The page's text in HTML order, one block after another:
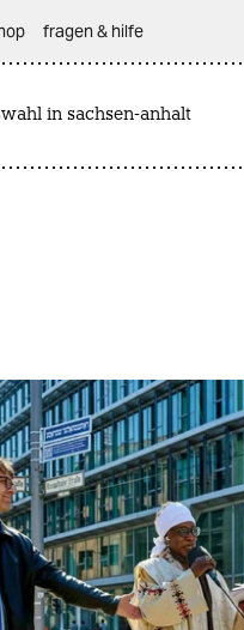
fragen & hilfe
in sachsen-anhalt